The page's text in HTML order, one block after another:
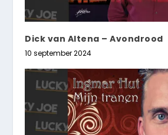
Dick van Altena – Avondrood
10 september 2024